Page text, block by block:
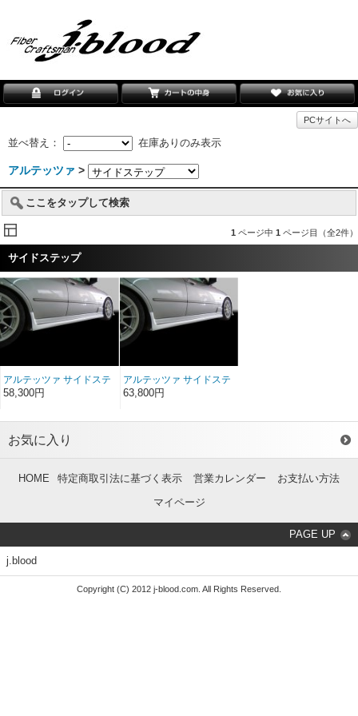
PCサイトへ
並べ替え： 在庫ありのみ表示
アルテッツァ >
ここをタップして検索
1 ページ中 1 ページ目（全2件）
サイドステップ
アルテッツァ サイドステ
ップ FRP
58,300円
アルテッツァ サイドステ
ップ ソフトFRP
63,800円
お気に入り
HOME 特定商取引法に基づく表示 営業カレンダー
お支払い方法
マイページ
PAGE UP
j.blood
Copyright (C) 2012 j-blood.com. All Rights Reserved.